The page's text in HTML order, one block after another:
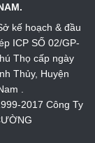
kế hoạch & đầu
ICP SỐ 02/GP-
Thọ cấp ngày
Thủy, Huyện
.
2017 Công Ty